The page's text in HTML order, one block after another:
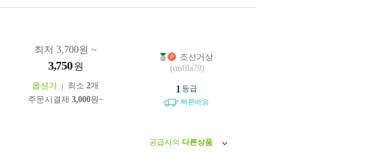
최저 3,700원 ~
3,750 원
옵션가 최소 2개
주문시결제 3,000원~
조선거상
(rmffla79)
1 등급
빠른배송
공급사의 다른상품